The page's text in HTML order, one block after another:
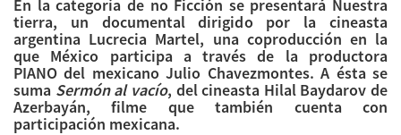
En la categoría de no Ficción se presentará Nuestra
tierra, un documental dirigido por la cineasta
argentina Lucrecia Martel, una coproducción en la
que México participa a través de la productora
PIANO del mexicano Julio Chavezmontes. A ésta se
suma Sermón al vacío, del cineasta Hilal Baydarov de
Azerbayán, filme que también cuenta con
participación mexicana.